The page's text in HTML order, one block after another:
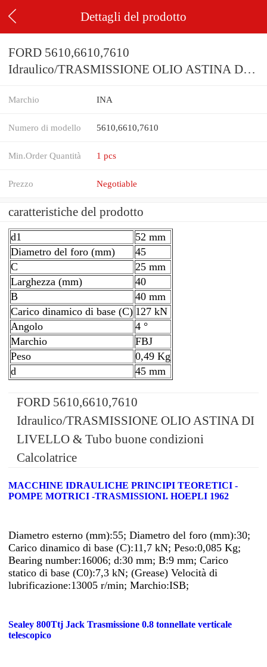
Dettagli del prodotto
FORD 5610,6610,7610
Idraulico/TRASMISSIONE OLIO ASTINA DI
Marchio INA
Numero di modello 5610,6610,7610
Min.Order Quantità 1 pcs
Prezzo Negotiable
caratteristiche del prodotto
d1
52 mm
Diametro del foro (mm)
45
C
25 mm
Larghezza (mm)
40
B
40 mm
Carico dinamico di base (C) 127 kN
Angolo
4 °
Marchio
FBJ
Peso
0,49 Kg
d
45 mm
FORD 5610,6610,7610
Idraulico/TRASMISSIONE OLIO ASTINA DI
LIVELLO & Tubo buone condizioni
Calcolatrice
MACCHINE IDRAULICHE PRINCIPI TEORETICI -
POMPE MOTRICI -TRASMISSIONI. HOEPLI 1962
Diametro esterno (mm):55; Diametro del foro (mm):30;
Carico dinamico di base (C):11,7 kN; Peso:0,085 Kg;
Bearing number:16006; d:30 mm; B:9 mm; Carico
statico di base (C0):7,3 kN; (Grease) Velocità di
lubrificazione:13005 r/min; Marchio:ISB;
Sealey 800Ttj Jack Trasmissione 0.8 tonnellate verticale
telescopico